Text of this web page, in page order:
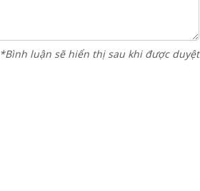
*Bình luận sẽ hiển thị sau khi được duyệt